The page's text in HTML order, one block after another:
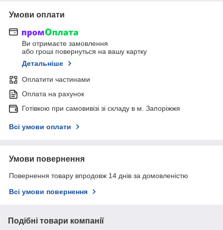
Умови оплати
Ви отримаєте замовлення
або гроші повернуться на вашу картку
Детальніше
Оплатити частинами
Оплата на рахунок
Готівкою при самовивізі зі складу в м. Запоріжжя
Всі умови оплати
Умови повернення
Повернення товару впродовж 14 днів за домовленістю
Всі умови повернення
Подібні товари компанії